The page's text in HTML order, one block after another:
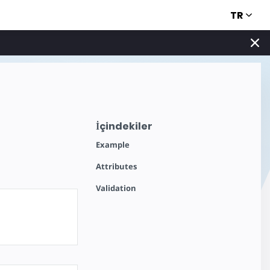
TR
İçindekiler
Example
Attributes
Validation